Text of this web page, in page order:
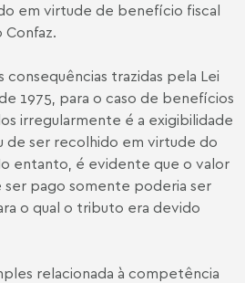
em virtude de benefício fiscal
consequências trazidas pela Lei
1975, para o caso de benefícios
irregularmente é a exigibilidade
de ser recolhido em virtude do
entanto, é evidente que o valor
ser pago somente poderia ser
o qual o tributo era devido
relacionada à competência